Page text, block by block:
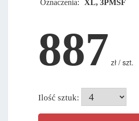
Oznaczenia:
XL, 3PMSF
887 zł / szt.
Ilość sztuk: